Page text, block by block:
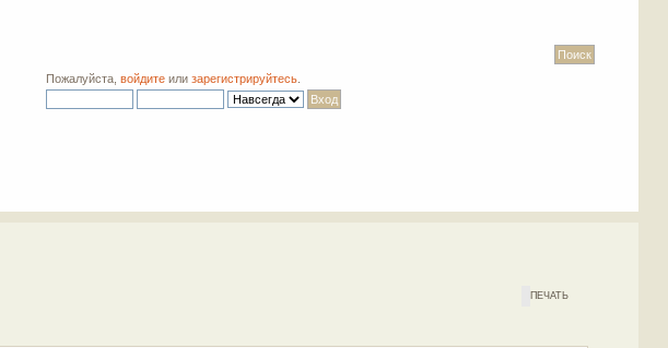
Пожалуйста,войдите илизарегистрируйтесь
ПЕЧАТЬ